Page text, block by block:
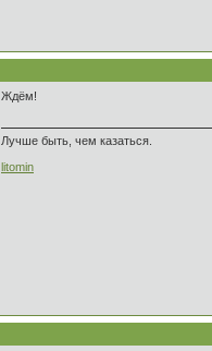
Ждём!
Лучше быть, чем казаться.
litomin